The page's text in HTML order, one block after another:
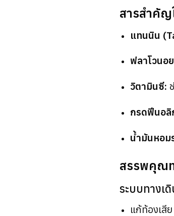
สารสำคัญ
แทนนิน
ฟลาโวนอ
วิตามินซี:
กรดฟีนอลิ
น้ำมันหอม
สรรพคุณ
ระบบทางเ
แก้ท้องเสี